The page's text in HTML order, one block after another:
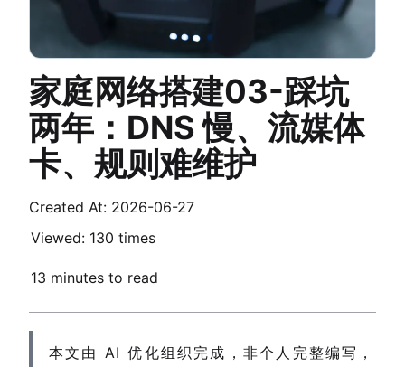
家庭网络搭建03-踩坑
两年：DNS 慢、流媒体
卡、规则难维护
Created At: 2026-06-27
Viewed: 130 times
13 minutes to read
本文由 AI 优化组织完成，非个人完整编写，